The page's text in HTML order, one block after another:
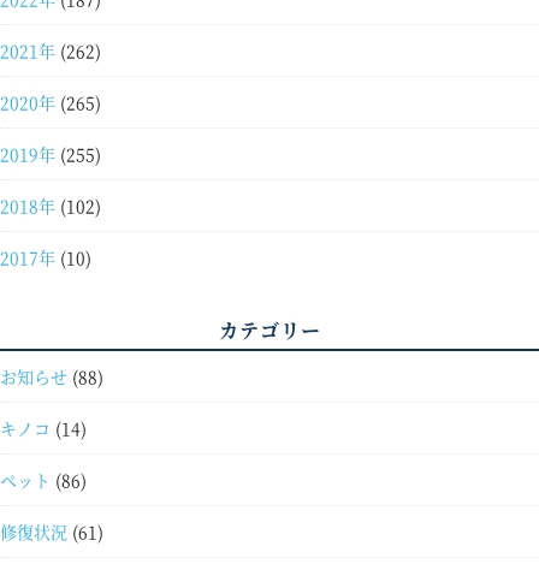
2021年 (262)
2020年 (265)
2019年 (255)
2018年 (102)
2017年 (10)
カテゴリー
お知らせ (88)
キノコ (14)
ペット (86)
修復状況 (61)